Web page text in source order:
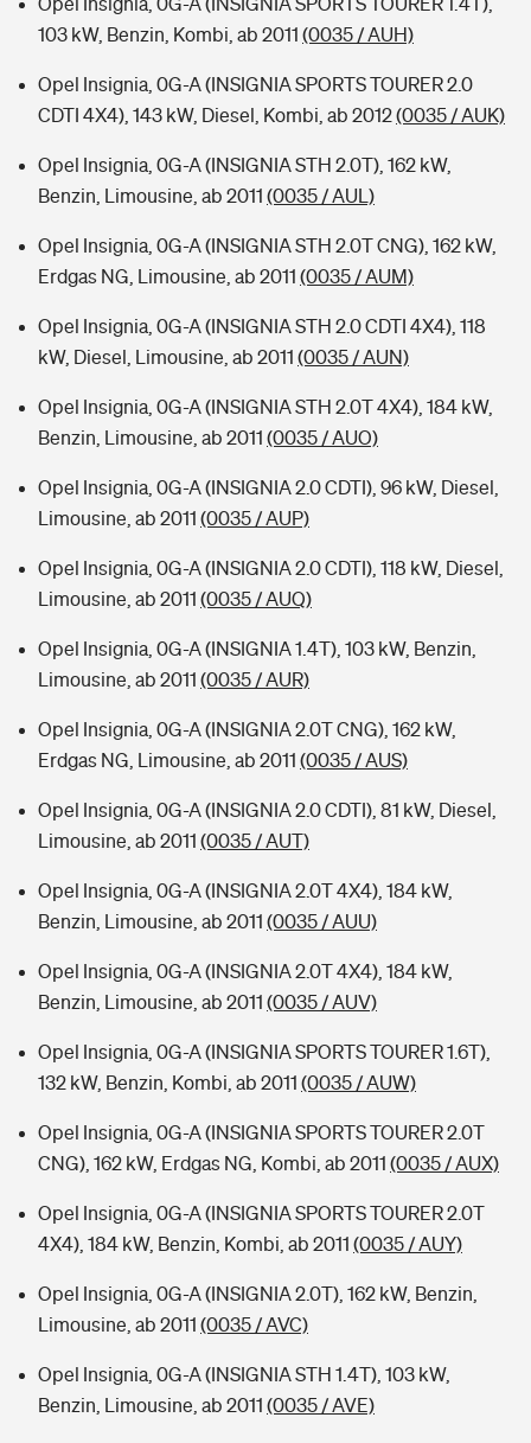
103 kW, Benzin, Kombi, ab 2011 (0035 / AUH)
Opel Insignia, 0G-A (INSIGNIA SPORTS TOURER 2.0
CDTI 4X4), 143 kW, Diesel, Kombi, ab 2012(0035 / AUK)
Opel Insignia, 0G-A (INSIGNIA STH 2.0T), 162 kW,
Benzin, Limousine, ab 2011 (0035 / AUL)
Opel Insignia, 0G-A (INSIGNIA STH 2.0T CNG), 162 kW,
Erdgas NG, Limousine, ab 2011 (0035 / AUM)
Opel Insignia, 0G-A (INSIGNIA STH 2.0 CDTI 4X4), 118
kW, Diesel, Limousine, ab 2011 (0035 / AUN)
Opel Insignia, 0G-A (INSIGNIA STH 2.0T 4X4), 184 kW,
Benzin, Limousine, ab 2011 (0035 / AUO)
Opel Insignia, 0G-A (INSIGNIA 2.0 CDTI), 96 kW, Diesel,
Limousine, ab 2011 (0035 / AUP)
Opel Insignia, 0G-A (INSIGNIA 2.0 CDTI), 118 kW, Diesel,
Limousine, ab 2011 (0035 / AUQ)
Opel Insignia, 0G-A (INSIGNIA 1.4T), 103 kW, Benzin,
Limousine, ab 2011 (0035 / AUR)
Opel Insignia, 0G-A (INSIGNIA 2.0T CNG), 162 kW,
Erdgas NG, Limousine, ab 2011 (0035 / AUS)
Opel Insignia, 0G-A (INSIGNIA 2.0 CDTI), 81 kW, Diesel,
Limousine, ab 2011 (0035 / AUT)
Opel Insignia, 0G-A (INSIGNIA 2.0T 4X4), 184 kW,
Benzin, Limousine, ab 2011 (0035 / AUU)
Opel Insignia, 0G-A (INSIGNIA 2.0T 4X4), 184 kW,
Benzin, Limousine, ab 2011 (0035 / AUV)
Opel Insignia, 0G-A (INSIGNIA SPORTS TOURER 1.6T),
132 kW, Benzin, Kombi, ab 2011 (0035 / AUW)
Opel Insignia, 0G-A (INSIGNIA SPORTS TOURER 2.0T
CNG), 162 kW, Erdgas NG, Kombi, ab 2011 (0035 / AUX)
Opel Insignia, 0G-A (INSIGNIA SPORTS TOURER 2.0T
4X4), 184 kW, Benzin, Kombi, ab 2011 (0035 / AUY)
Opel Insignia, 0G-A (INSIGNIA 2.0T), 162 kW, Benzin,
Limousine, ab 2011 (0035 / AVC)
Opel Insignia, 0G-A (INSIGNIA STH 1.4T), 103 kW,
Benzin, Limousine, ab 2011 (0035 / AVE)